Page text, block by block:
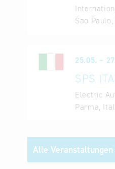
Sao
25.05. –
SPS
Electric
Parma,
Alle Veranstaltungen